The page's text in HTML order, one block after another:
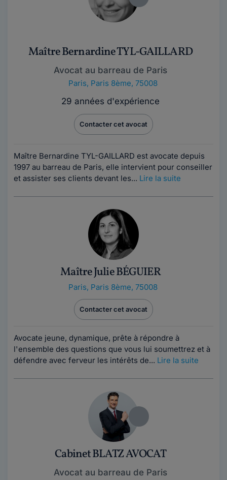
Maître Bernardine TYL-GAILLARD
Avocat au barreau de Paris
Paris, Paris 8ème, 75008
29 années d'expérience
Contacter cet avocat
Maître Bernardine TYL-GAILLARD est avocate depuis
1997 au barreau de Paris, elle intervient pour conseiller
et assister ses clients devant les... Lire la suite
Maître Julie BÉGUIER
Paris, Paris 8ème, 75008
Contacter cet avocat
Avocate jeune, dynamique, prête à répondre à
l'ensemble des questions que vous lui soumettrez et à
défendre avec ferveur les intérêts de... Lire la suite
Cabinet BLATZ AVOCAT
Avocat au barreau de Paris